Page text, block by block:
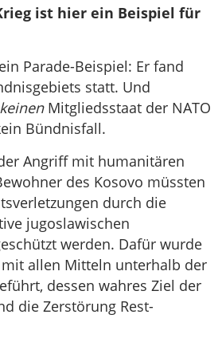
ist hier ein Beispiel für
Parade-Beispiel: Er fand
statt. Und
keinenMitgliedsstaat der NATO
Bündnisfall.
Angriff mit humanitären
des Kosovo müssten
durch die
jugoslawischen
werden. Dafür wurde
allen Mitteln unterhalb der
dessen wahres Ziel der
die Zerstörung Rest-